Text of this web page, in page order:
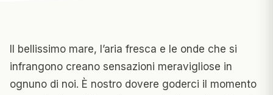
Il bellissimo mare, l’aria fresca e le onde che si
infrangono creano sensazioni meravigliose in
ognuno di noi. È nostro dovere goderci il momento